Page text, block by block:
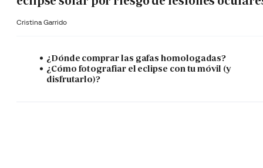
Cristina Garrido
¿Dónde comprar las gafas homologadas?
¿Cómo fotografiar el eclipse con tu móvil (y
disfrutarlo)?